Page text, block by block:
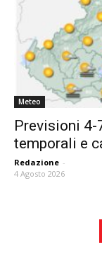
Meteo
Previsioni 4-
temporali e
Redazione -
4 Agosto 2026